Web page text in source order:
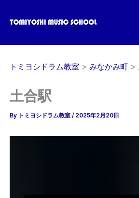
ス
トミヨシドラム教室 みなかみ町
土合駅
By トミヨシドラム教室 / 2025年2月20日